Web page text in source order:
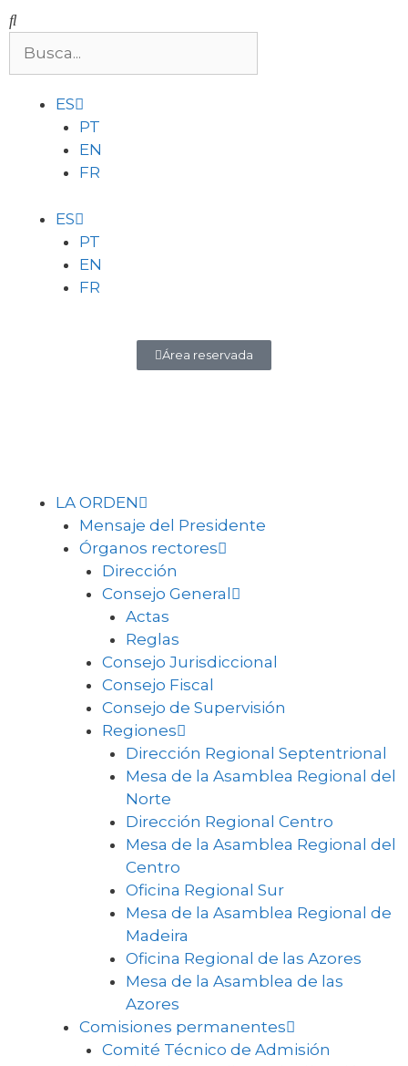
ES
PT
EN
FR
ES
PT
EN
FR
Área reservada
LA ORDEN
Mensaje del Presidente
Órganos rectores
Dirección
Consejo General
Actas
Reglas
Consejo Jurisdiccional
Consejo Fiscal
Consejo de Supervisión
Regiones
Dirección Regional Septentrional
Mesa de la Asamblea Regional del
Norte
Dirección Regional Centro
Mesa de la Asamblea Regional del
Centro
Oficina Regional Sur
Mesa de la Asamblea Regional de
Madeira
Oficina Regional de las Azores
Mesa de la Asamblea de las
Azores
Comisiones permanentes
Comité Técnico de Admisión